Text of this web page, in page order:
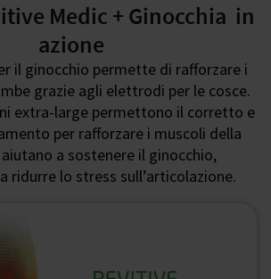
Medic + Ginocchia in
azione
il ginocchio permette di rafforzare i
grazie agli elettrodi per le cosce.
extra-large permettono il corretto e
per rafforzare i muscoli della
a sostenere il ginocchio,
ridurre lo stress sull’articolazione.